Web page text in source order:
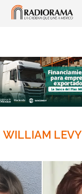
WILLIAM LEVY